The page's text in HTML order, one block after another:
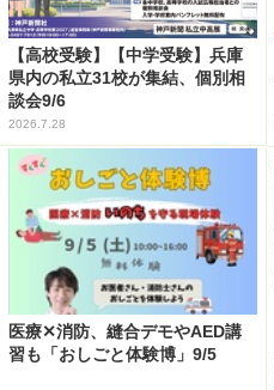
【高校受験】【中学受験】兵庫
県内の私立31校が集結、個別相
談会9/6
2026.7.28
医療✕消防、縫合デモやAED講
習も「おしごと体験博」9/5